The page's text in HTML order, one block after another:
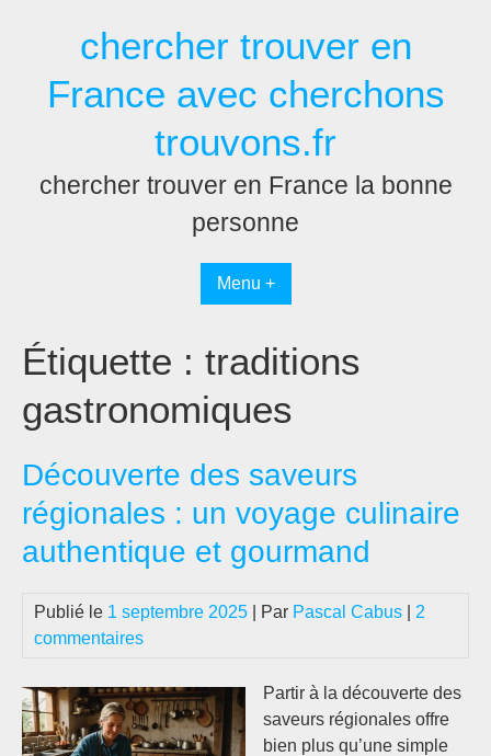
chercher trouver en
France avec cherchons
trouvons.fr
chercher trouver en France la bonne
personne
Menu +
Étiquette : traditions
gastronomiques
Découverte des saveurs
régionales : un voyage culinaire
authentique et gourmand
Publié le 1 septembre 2025 | Par Pascal Cabus
2
commentaires
Partir à la découverte des
saveurs régionales offre
bien plus qu’une simple